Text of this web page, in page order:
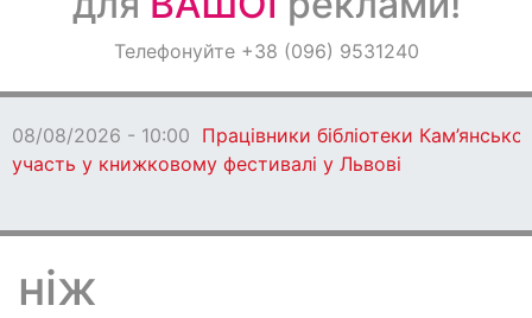
ОголошенняТелефонуйте +38 (096) 9531240
беруть
08/08/2026 -
зникла
ніж